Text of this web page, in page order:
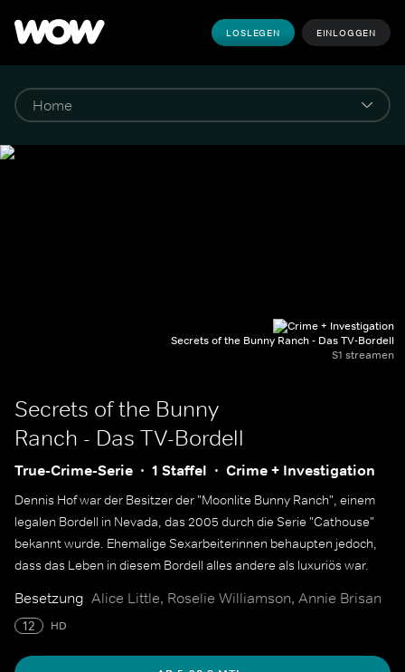
LOSLEGEN EINLOGGEN
Secrets of the Bunny Ranch - Das TV-Bordell
S1 streamen
Secrets of the Bunny
Ranch - Das TV-Bordell
True-Crime-Serie 1 Staffel Crime + Investigation
Dennis Hof war der Besitzer der "Moonlite Bunny Ranch", einem
legalen Bordell in Nevada, das 2005 durch die Serie "Cathouse"
bekannt wurde. Ehemalige Sexarbeiterinnen behaupten jedoch,
dass das Leben in diesem Bordell alles andere als luxuriös war.
Besetzung Alice Little, Roselie Williamson, Annie Brisan
12 HD